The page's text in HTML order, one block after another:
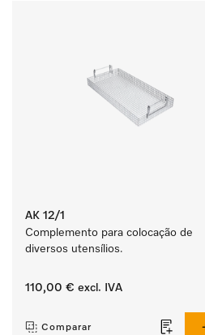
AK 12/1
Complemento para colocação de
diversos utensílios.
110,00 € excl. IVA
Comparar